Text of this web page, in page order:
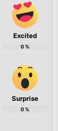
Excited
0%
Surprise
0%